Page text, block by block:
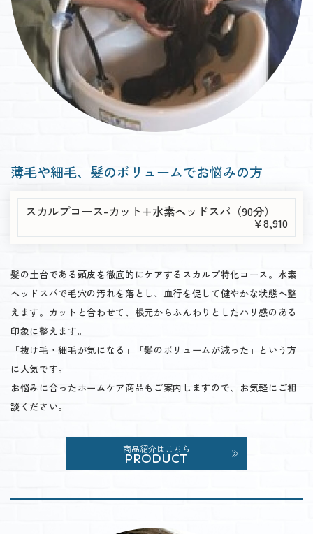
薄毛や細毛、髪のボリュームでお悩みの方
スカルプコース-カット+水素ヘッドスパ（90分）
￥8,910
髪の土台である頭皮を徹底的にケアするスカルプ特化コース。水素
ヘッドスパで毛穴の汚れを落とし、血行を促して健やかな状態へ整
えます。カットと合わせて、根元からふんわりとしたハリ感のある
印象に整えます。
「抜け毛・細毛が気になる」「髪のボリュームが減った」という方
に人気です。
お悩みに合ったホームケア商品もご案内しますので、お気軽にご相
談ください。
商品紹介はこちら
PRODUCT